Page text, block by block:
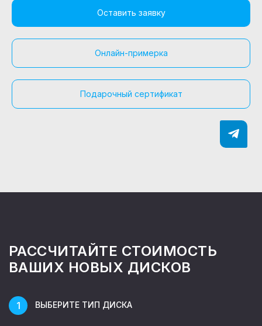
Оставить заявку
Онлайн-примерка
Подарочный сертификат
РАССЧИТАЙТЕ СТОИМОСТЬ
ВАШИХ НОВЫХ ДИСКОВ
ВЫБЕРИТЕ ТИП ДИСКА